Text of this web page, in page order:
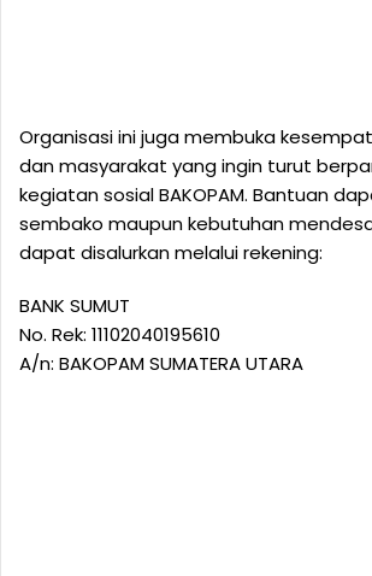
Organisasi ini juga membuka
dan masyarakat yang ingin turut
kegiatan sosial BAKOPAM. Bantuan
sembako maupun kebutuhan
dapat disalurkan melalui rekening:
BANK SUMUT
No. Rek: 11102040195610
A/n: BAKOPAM SUMATERA UTARA